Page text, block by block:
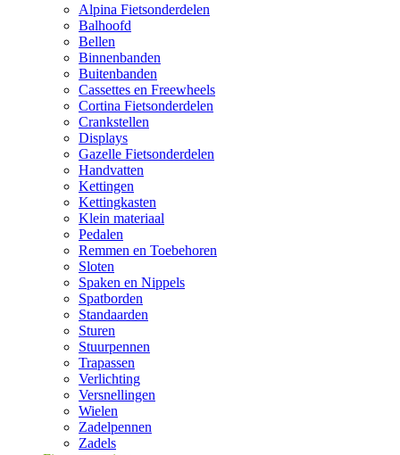
Alpina Fietsonderdelen
Balhoofd
Bellen
Binnenbanden
Buitenbanden
Cassettes en Freewheels
Cortina Fietsonderdelen
Crankstellen
Displays
Gazelle Fietsonderdelen
Handvatten
Kettingen
Kettingkasten
Klein materiaal
Pedalen
Remmen en Toebehoren
Sloten
Spaken en Nippels
Spatborden
Standaarden
Sturen
Stuurpennen
Trapassen
Verlichting
Versnellingen
Wielen
Zadelpennen
Zadels